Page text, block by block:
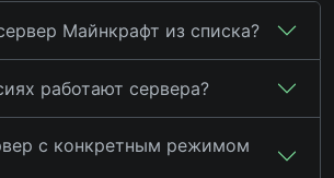
Майнкрафт из списка?
работают сервера?
с конкретным режимом